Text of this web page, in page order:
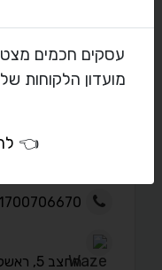
החצב 5, ראשלquotצ
עסקים חכמים
מועדון הלקוחות
👈